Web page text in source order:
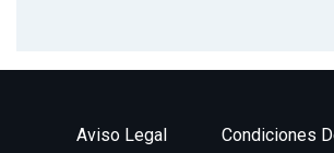
Aviso Legal
Condiciones